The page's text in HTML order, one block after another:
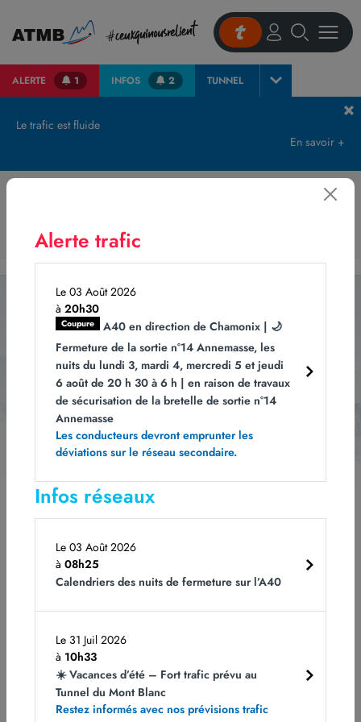
ALERTE 1 INFOS 2 TUNNEL
Le trafic est fluide
En savoir +
Alerte trafic
Le 03 Août 2026
à 20h30
Coupure
A40 en direction de Chamonix | 🌙
Fermeture de la sortie n°14 Annemasse, les
nuits du lundi 3, mardi 4, mercredi 5 et jeudi
6 août de 20 h 30 à 6 h | en raison de travaux
de sécurisation de la bretelle de sortie n°14
Annemasse
Les conducteurs devront emprunter les
déviations sur le réseau secondaire.
Infos réseaux
Le 03 Août 2026
à 08h25
Calendriers des nuits de fermeture sur l’A40
Le 31 Juil 2026
à 10h33
☀️ Vacances d’été – Fort trafic prévu au
Tunnel du Mont Blanc
Restez informés avec nos prévisions trafic
Abonnez-vous
à notre newsletter
tout moment en cliquant sur le lien dans le bas de page de nos e-mails. Pour
obtenir plus d'informations, rendez-vous sur notre page
Rejoignez-nous
CDI et CDD
Alternances et Stages
Candidature spontanée
Le Tunnel du Mont Blanc